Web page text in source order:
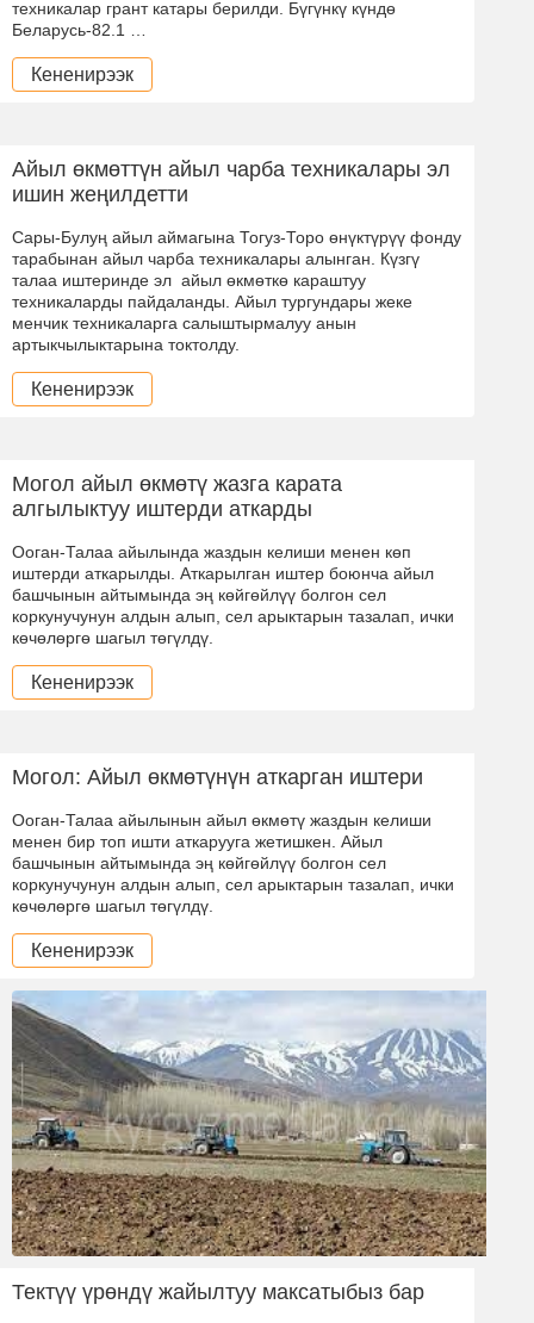
техникалар грант катары берилди. Бүгүнкү күндө
Беларусь-82.1 …
Кененирээк
Айыл өкмөттүн айыл чарба техникалары эл
ишин жеңилдетти
Сары-Булуң айыл аймагына Тогуз-Торо өнүктүрүү фонду
тарабынан айыл чарба техникалары алынган. Күзгү
талаа иштеринде эл айыл өкмөткө караштуу
техникаларды пайдаланды. Айыл тургундары жеке
менчик техникаларга салыштырмалуу анын
артыкчылыктарына токтолду.
Кененирээк
Могол айыл өкмөтү жазга карата
алгылыктуу иштерди аткарды
Ооган-Талаа айылында жаздын келиши менен көп
иштерди аткарылды. Аткарылган иштер боюнча айыл
башчынын айтымында эң көйгөйлүү болгон сел
коркунучунун алдын алып, сел арыктарын тазалап, ички
көчөлөргө шагыл төгүлдү.
Кененирээк
Могол: Айыл өкмөтүнүн аткарган иштери
Ооган-Талаа айылынын айыл өкмөтү жаздын келиши
менен бир топ ишти аткарууга жетишкен. Айыл
башчынын айтымында эң көйгөйлүү болгон сел
коркунучунун алдын алып, сел арыктарын тазалап, ички
көчөлөргө шагыл төгүлдү.
Кененирээк
Тектүү үрөндү жайылтуу максатыбыз бар